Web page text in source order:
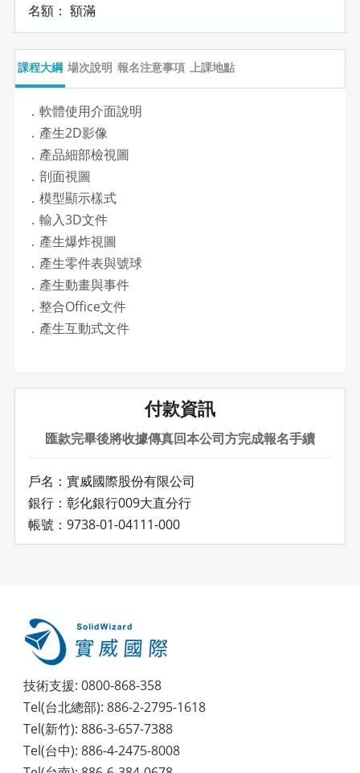
課程大綱 場次說明 報名注意事項 上課地點
．軟體使用介面說明
．產生2D影像
．產品細部檢視圖
．剖面視圖
．模型顯示樣式
．輸入3D文件
．產生爆炸視圖
．產生零件表與號球
．產生動畫與事件
．整合Office文件
．產生互動式文件
名額： 額滿
付款資訊
匯款完畢後將收據傳真回本公司方完成報名手續
戶名：實威國際股份有限公司
銀行：彰化銀行009大直分行
帳號：9738-01-04111-000
技術支援: 0800-868-358
Tel(台北總部): 886-2-2795-1618
Tel(新竹): 886-3-657-7388
Tel(台中): 886-4-2475-8008